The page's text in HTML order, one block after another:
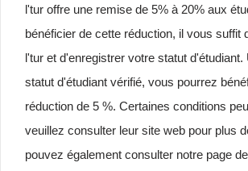
l'tur offre une remise de 5% à 20% aux
bénéficier de cette réduction, il vous suffit
l'tur et d'enregistrer votre statut d'étudiant.
statut d'étudiant vérifié, vous pourrez
réduction de 5 %. Certaines conditions
veuillez consulter leur site web pour plus
pouvez également consulter notre page